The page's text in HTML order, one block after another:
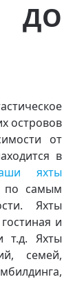
островов
от
в
яхты
по самым
Яхты
и
т.д. Яхты
семей,